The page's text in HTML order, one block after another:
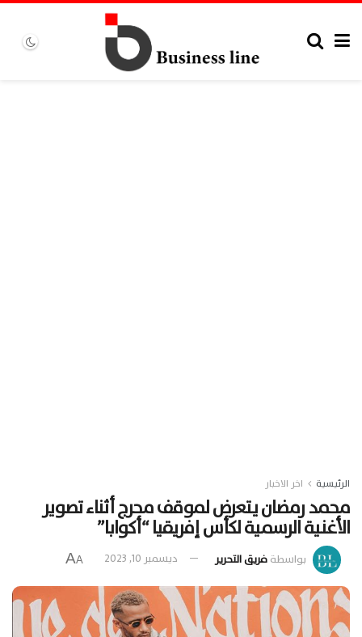
الرئيسية اخر الاخبار
محمد رمضان يتعرض لموقف محرج أثناء تصوير
الأغنية الرسمية لكأس إفريقيا “أكوابا”
بواسطةفريق التحرير ديسمبر 10, 2023 A
A